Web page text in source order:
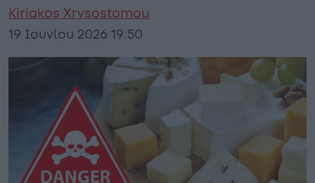
Kiriakos Xrysostomou
19 Ιουνίου 2026 19:50